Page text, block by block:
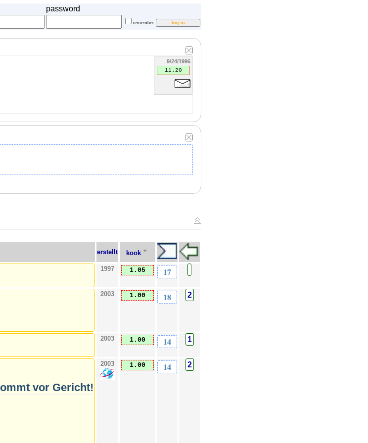
password
remember
9/24/1996
11.20
erstellt kook
1997 1.05 17
2003 1.00 18 2
2003 1.00 14 1
vor Gericht!
2003 1.00 14 2